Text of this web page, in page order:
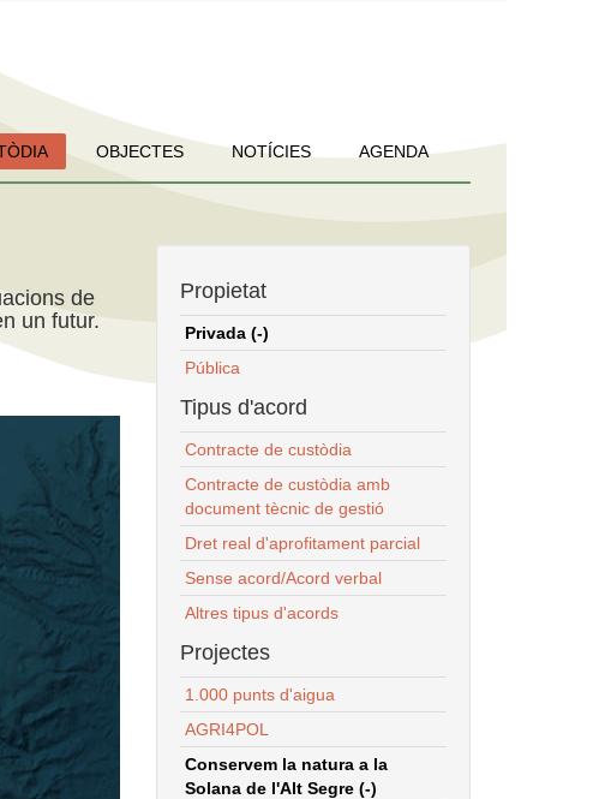
OBJECTES NOTÍCIES AGENDA
de
un futur.
Propietat
Privada (-)
Pública
Tipus d'acord
Contracte de custòdia
Contracte de custòdia amb
document tècnic de gestió
Dret real d'aprofitament parcial
Sense acord/Acord verbal
Altres tipus d'acords
Projectes
1.000 punts d'aigua
AGRI4POL
Conservem la natura a la
Solana de l'Alt Segre (-)